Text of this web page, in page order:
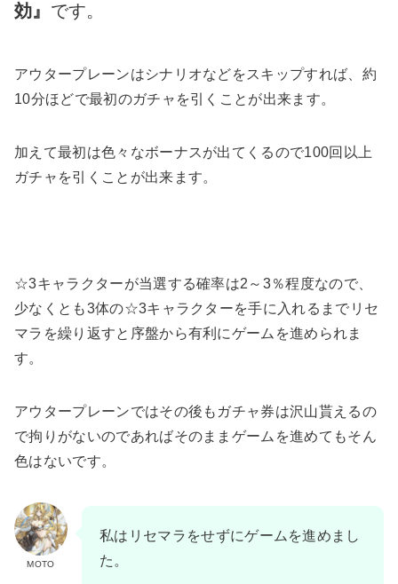
効』 です。
アウタープレーンはシナリオなどをスキップすれば、約
10分ほどで最初のガチャを引くことが出来ます。
加えて最初は色々なボーナスが出てくるので100回以上
ガチャを引くことが出来ます。
☆3キャラクターが当選する確率は2～3％程度なので、
少なくとも3体の☆3キャラクターを手に入れるまでリセ
マラを繰り返すと序盤から有利にゲームを進められま
す。
アウタープレーンではその後もガチャ券は沢山貰えるの
で拘りがないのであればそのままゲームを進めてもそん
色はないです。
MOTO
私はリセマラをせずにゲームを進めまし
た。